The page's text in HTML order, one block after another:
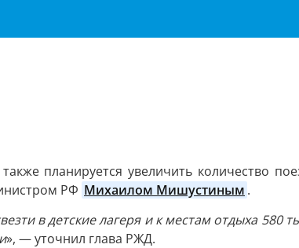
планируется увеличить количество
РФ Михаилом Мишустиным .
в детские лагеря и к местам отдыха 580
», — уточнил глава РЖД.